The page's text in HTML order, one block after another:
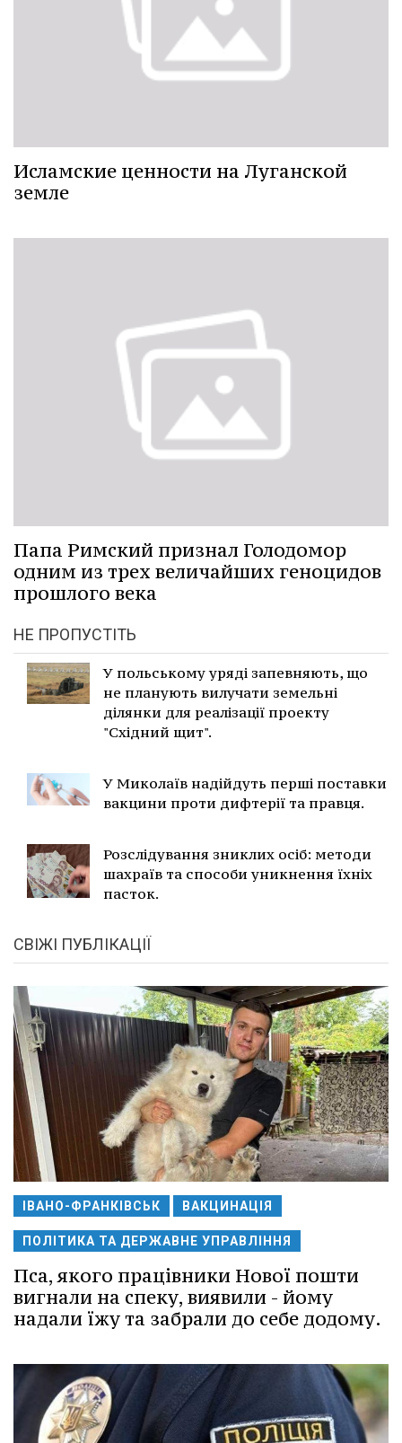
Исламские ценности на Луганской
земле
Папа Римский признал Голодомор
одним из трех величайших геноцидов
прошлого века
НЕ ПРОПУСТІТЬ
У польському уряді запевняють, що
не планують вилучати земельні
ділянки для реалізації проекту
"Східний щит".
У Миколаїв надійдуть перші поставки
вакцини проти дифтерії та правця.
Розслідування зниклих осіб: методи
шахраїв та способи уникнення їхніх
пасток.
СВІЖІ ПУБЛІКАЦІЇ
ІВАНО-ФРАНКІВСЬК ВАКЦИНАЦІЯ
ПОЛІТИКА ТА ДЕРЖАВНЕ УПРАВЛІННЯ
Пса, якого працівники Нової пошти
вигнали на спеку, виявили - йому
надали їжу та забрали до себе додому.